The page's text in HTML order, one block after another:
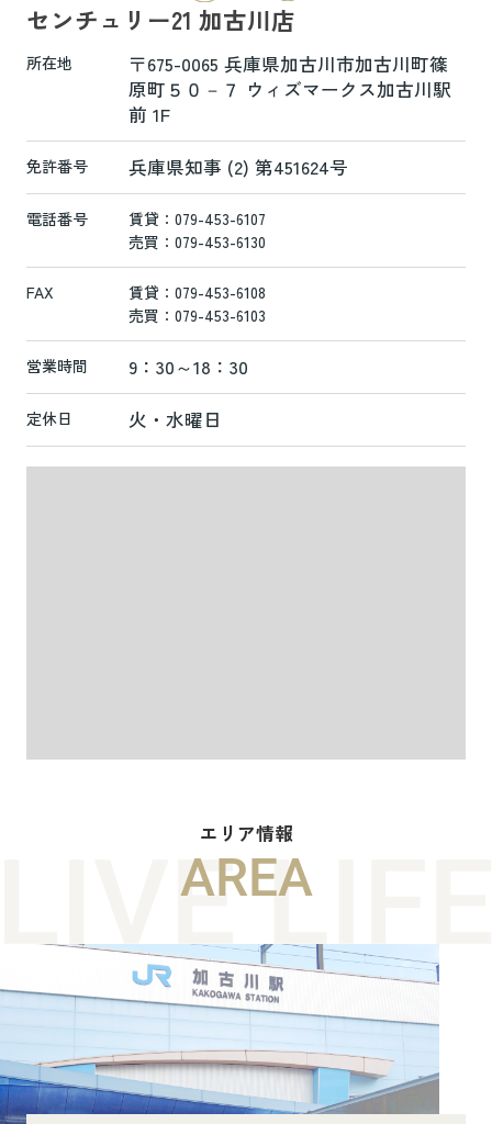
新ホームページは検索も楽々♪スマホに
も対応済！
より見やすくなっております！
是非一度ご覧ください(^^♪
センチュリー21 加古川店
所在地
〒675-0065 兵庫県加古川市加古川町篠
原町５０－７ ウィズマークス加古川駅
前 1F
免許番号 兵庫県知事 (2) 第451624号
電話番号
賃貸：079-453-6107
売買：079-453-6130
FAX
賃貸：079-453-6108
売買：079-453-6103
営業時間 9：30～18：30
定休日 火・水曜日
エリア情報
AREA